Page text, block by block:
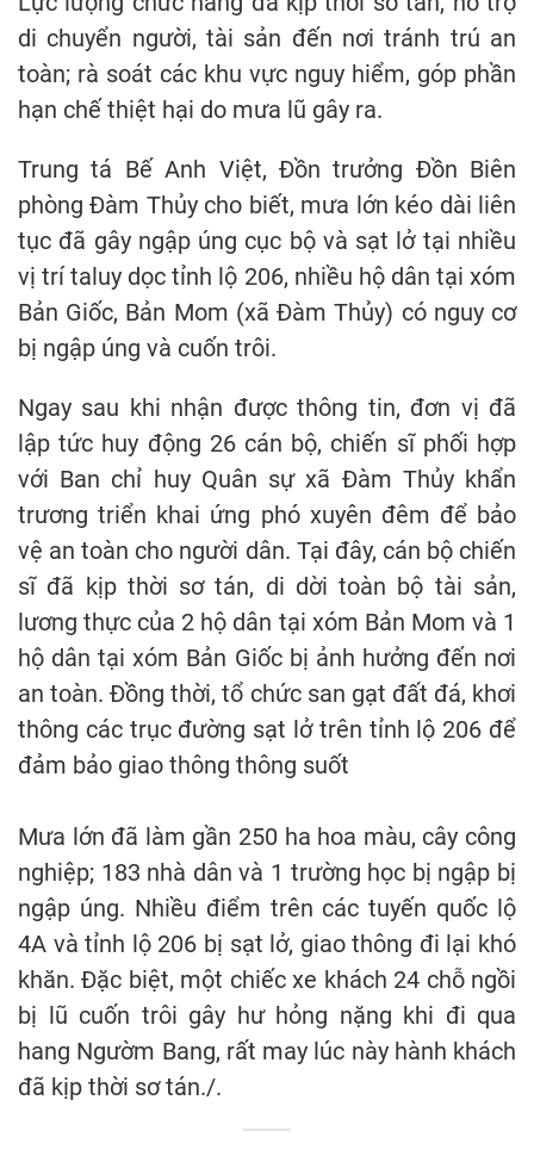
di chuyển người, tài sản đến nơi tránh trú an
toàn; rà soát các khu vực nguy hiểm, góp phần
hạn chế thiệt hại do mưa lũ gây ra.
Trung tá Bế Anh Việt, Đồn trưởng Đồn Biên
phòng Đàm Thủy cho biết, mưa lớn kéo dài liên
tục đã gây ngập úng cục bộ và sạt lở tại nhiều
vị trí taluy dọc tỉnh lộ 206, nhiều hộ dân tại xóm
Bản Giốc, Bản Mom (xã Đàm Thủy) có nguy cơ
bị ngập úng và cuốn trôi.
Ngay sau khi nhận được thông tin, đơn vị đã
lập tức huy động 26 cán bộ, chiến sĩ phối hợp
với Ban chỉ huy Quân sự xã Đàm Thủy khẩn
trương triển khai ứng phó xuyên đêm để bảo
vệ an toàn cho người dân. Tại đây, cán bộ chiến
sĩ đã kịp thời sơ tán, di dời toàn bộ tài sản,
lương thực của 2 hộ dân tại xóm Bản Mom và 1
hộ dân tại xóm Bản Giốc bị ảnh hưởng đến nơi
an toàn. Đồng thời, tổ chức san gạt đất đá, khơi
thông các trục đường sạt lở trên tỉnh lộ 206 để
đảm bảo giao thông thông suốt
Mưa lớn đã làm gần 250 ha hoa màu, cây công
nghiệp; 183 nhà dân và 1 trường học bị ngập bị
ngập úng. Nhiều điểm trên các tuyến quốc lộ
4A và tỉnh lộ 206 bị sạt lở, giao thông đi lại khó
khăn. Đặc biệt, một chiếc xe khách 24 chỗ ngồi
bị lũ cuốn trôi gây hư hỏng nặng khi đi qua
hang Ngườm Bang, rất may lúc này hành khách
đã kịp thời sơ tán./.